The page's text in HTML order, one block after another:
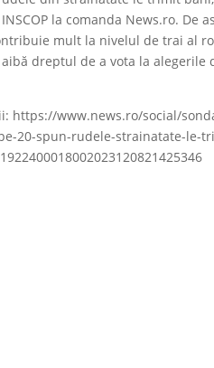
la comanda News.ro. De
mult la nivelul de trai al
dreptul de a vota la alegerile
https://www.news.ro/social/
20-spun-rudele-strainatate-